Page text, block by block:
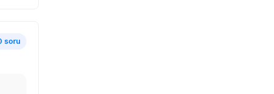
soru